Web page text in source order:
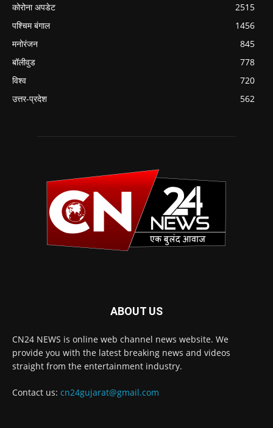
कोरोना अपडेट
2515
पश्चिम बंगाल
1456
मनोरंजन
845
बॉलीवुड
778
विश्व
720
उत्तर-प्रदेश
562
ABOUT US
CN24 NEWS is online web channel news website. We
provide you with the latest breaking news and videos
straight from the entertainment industry.
Contact us: cn24gujarat@gmail.com